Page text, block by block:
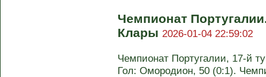
Чемпионат
Клары 2026-01-04 22:59:02
Чемпионат Португалии, 17-й
Гол: Омородион, 50 (0:1).